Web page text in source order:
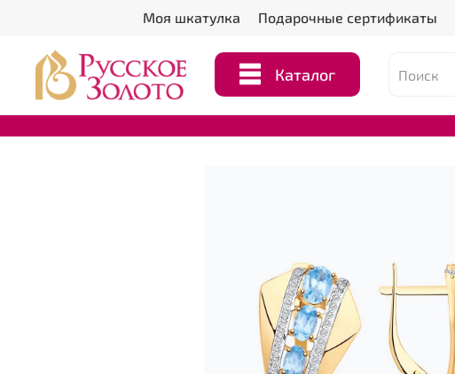
Моя шкатулка Подарочные сертификаты
Каталог